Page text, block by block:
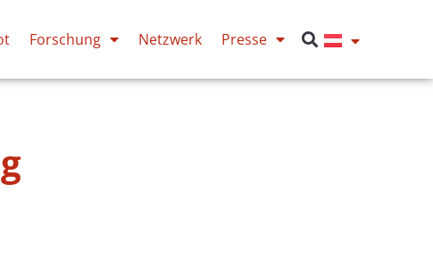
Forschung Netzwerk Presse